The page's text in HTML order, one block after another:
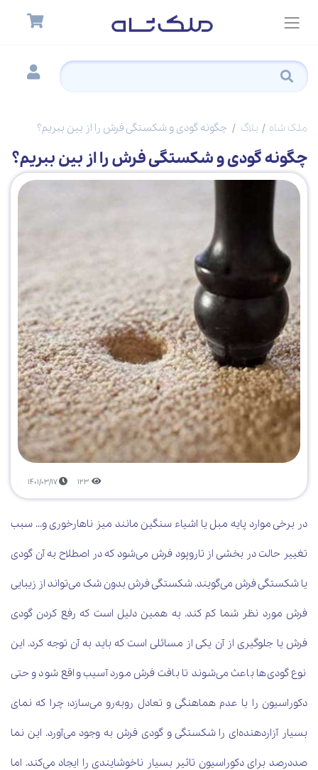
ملک شاه بلاگ چگونه گودی و شکستگی فرش را از بین ببریم؟
چگونه گودی و شکستگی فرش را از بین ببریم؟
1401/03/17
در برخی موارد پایه مبل یا اشیاء سنگین مانند میز ناهارخوری و... سبب
تغییر حالت در بخشی از تاروپود فرش می‌شود که در اصطلاح به آن گودی
یا شکستگی فرش می‌گویند. شکستگی فرش بدون شک می‌تواند از زیبایی
فرش مورد نظر شما کم کند. به همین دلیل است که رفع کردن گودی
فرش یا جلوگیری از آن یکی از مسائلی است که باید به آن توجه کرد. این
نوع گودی‌ها باعث می‌شوند تا بافت فرش مورد آسیب واقع شود و حتی
دکوراسیون را با عدم هماهنگی و تعادل روبه‌رو می‌سازد؛ چرا که نمای
بسیار آزاردهنده‌ای را شکستگی و گودی فرش به وجود می‌آورد. این نما
صددرصد برای دکوراسیون تاثیر بسیار ناخوشایندی را ایجاد می‌کند. اما